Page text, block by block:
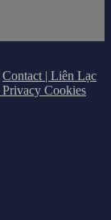
Contact | Liên Lạc
Privacy Cookies